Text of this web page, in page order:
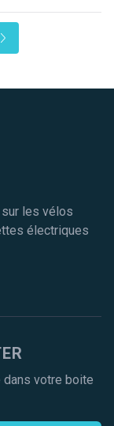
sur les vélos
électriques
dans votre boite